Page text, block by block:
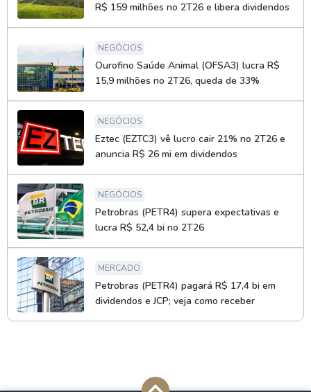
R$ 159 milhões no 2T26 e libera dividendos
NEGÓCIOS
Ourofino Saúde Animal (OFSA3) lucra R$
15,9 milhões no 2T26, queda de 33%
NEGÓCIOS
Eztec (EZTC3) vê lucro cair 21% no 2T26 e
anuncia R$ 26 mi em dividendos
NEGÓCIOS
Petrobras (PETR4) supera expectativas e
lucra R$ 52,4 bi no 2T26
MERCADO
Petrobras (PETR4) pagará R$ 17,4 bi em
dividendos e JCP; veja como receber